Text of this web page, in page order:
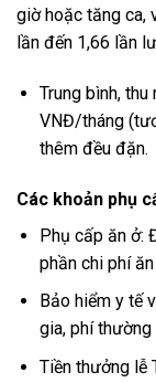
giờ hoặc tăng ca,
lần đến 1,66 lần
Trung bình,
VNĐ/tháng
thêm đều đặn.
Các khoản phụ
Phụ cấp ăn ở:
phần chi phí ăn
Bảo hiểm y tế
gia, phí
Tiền thưởng lễ